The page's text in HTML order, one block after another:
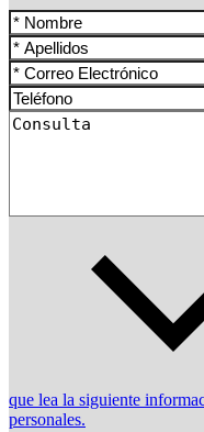
que lea la siguiente
personales.